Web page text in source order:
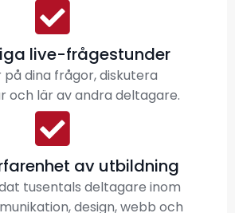
live-frågestunder
på dina frågor, diskutera
och lär av andra deltagare.
av utbildning
tusentals deltagare inom
design, webb och